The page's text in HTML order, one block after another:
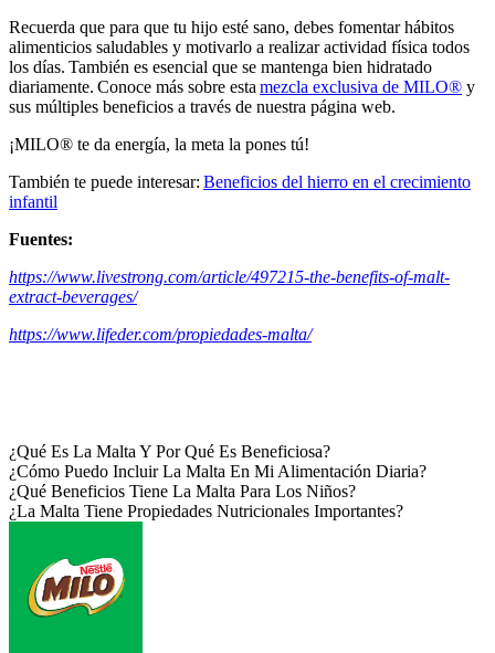
Recuerda que para que tu hijo esté sano, debes fomentar hábitos
alimenticios saludables y motivarlo a realizar actividad física todos
los días. También es esencial que se mantenga bien hidratado
diariamente. Conoce más sobre esta mezcla exclusiva de MILO® y
sus múltiples beneficios a través de nuestra página web.
¡MILO® te da energía, la meta la pones tú!
También te puede interesar: Beneficios del hierro en el crecimiento
infantil
Fuentes:
https://www.livestrong.com/article/497215-the-benefits-of-malt-
extract-beverages/
https://www.lifeder.com/propiedades-malta/
¿Qué Es La Malta Y Por Qué Es Beneficiosa?
¿Cómo Puedo Incluir La Malta En Mi Alimentación Diaria?
¿Qué Beneficios Tiene La Malta Para Los Niños?
¿La Malta Tiene Propiedades Nutricionales Importantes?
Footer